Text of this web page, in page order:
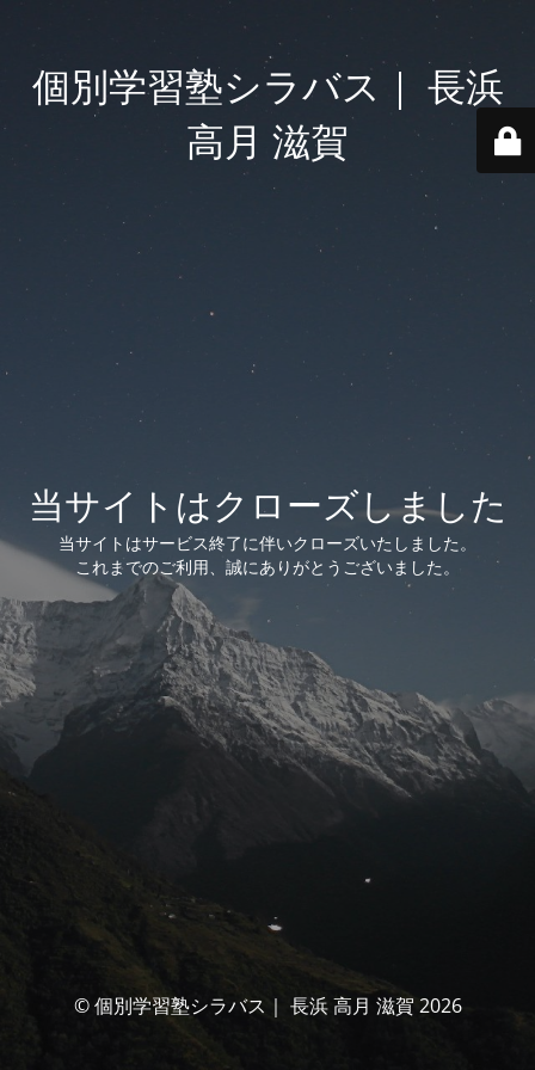
個別学習塾シラバス｜ 長浜
高月 滋賀
当サイトはクローズしました
当サイトはサービス終了に伴いクローズいたしました。
これまでのご利用、誠にありがとうございました。
© 個別学習塾シラバス｜ 長浜 高月 滋賀 2026